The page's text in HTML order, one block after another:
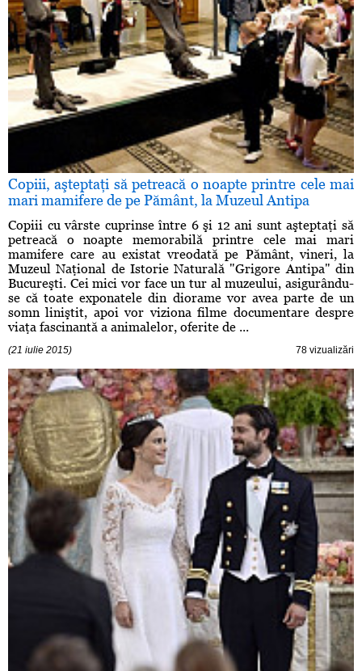
Copiii, aşteptaţi să petreacă o noapte printre cele mai
mari mamifere de pe Pământ, la Muzeul Antipa
Copiii cu vârste cuprinse între 6 şi 12 ani sunt aşteptaţi să
petreacă o noapte memorabilă printre cele mai mari
mamifere care au existat vreodată pe Pământ, vineri, la
Muzeul Naţional de Istorie Naturală "Grigore Antipa" din
Bucureşti. Cei mici vor face un tur al muzeului, asigurându-
se că toate exponatele din diorame vor avea parte de un
somn liniştit, apoi vor viziona filme documentare despre
viaţa fascinantă a animalelor, oferite de ...
(21 iulie 2015) 78 vizualizări